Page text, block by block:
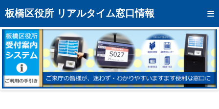
板橋区役所 リアルタイム窓口情報
トップページへ
混雑予想カレンダー
リアルタイム混雑状況
リアルタイム受付番号状況
メール通知登録